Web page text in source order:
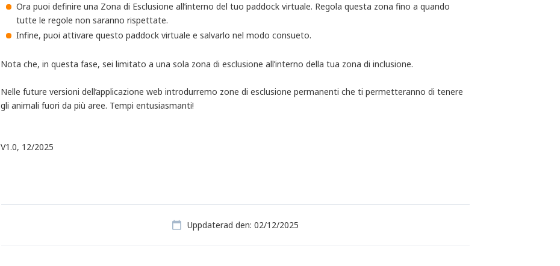
Ora puoi definire una Zona di Esclusione all’interno del tuo paddock virtuale. Regola questa zona fino a quando
tutte le regole non saranno rispettate.
Infine, puoi attivare questo paddock virtuale e salvarlo nel modo consueto.
Nota che, in questa fase, sei limitato a una sola zona di esclusione all’interno della tua zona di inclusione.
Nelle future versioni dell’applicazione web introdurremo zone di esclusione permanenti che ti permetteranno di tenere
gli animali fuori da più aree. Tempi entusiasmanti!
V1.0, 12/2025
Uppdaterad den: 02/12/2025